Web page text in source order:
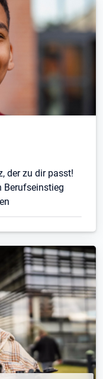
der zu dir passt!
Berufseinstieg